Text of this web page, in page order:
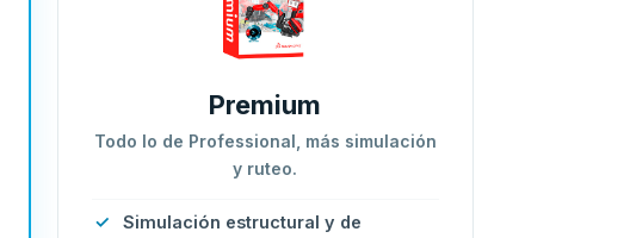
Premium
Todo lo de Professional, más simulación
y ruteo.
Simulación estructural y de